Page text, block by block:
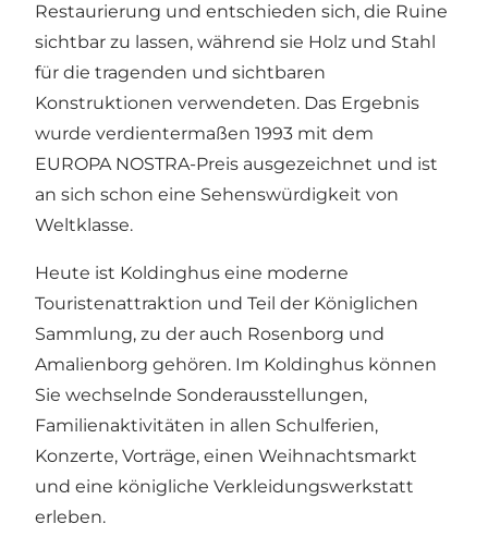
Restaurierung und entschieden sich, die Ruine
sichtbar zu lassen, während sie Holz und Stahl
für die tragenden und sichtbaren
Konstruktionen verwendeten. Das Ergebnis
wurde verdientermaßen 1993 mit dem
EUROPA NOSTRA-Preis ausgezeichnet und ist
an sich schon eine Sehenswürdigkeit von
Weltklasse.
Heute ist Koldinghus eine moderne
Touristenattraktion und Teil der Königlichen
Sammlung, zu der auch Rosenborg und
Amalienborg gehören. Im Koldinghus können
Sie wechselnde Sonderausstellungen,
Familienaktivitäten in allen Schulferien,
Konzerte, Vorträge, einen Weihnachtsmarkt
und eine königliche Verkleidungswerkstatt
erleben.